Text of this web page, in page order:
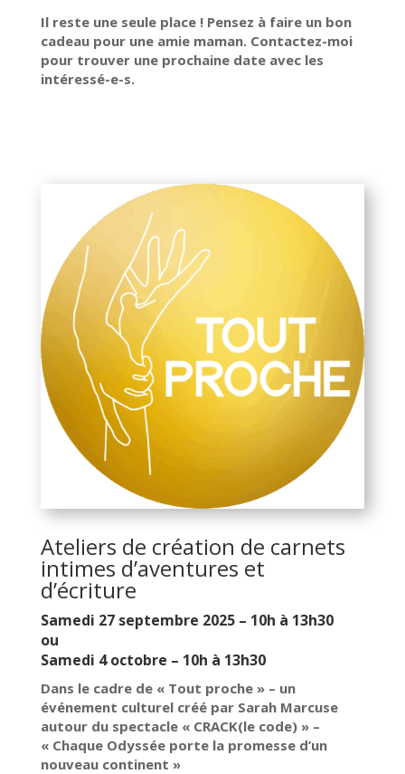
Il reste une seule place ! Pensez à faire un bon
cadeau pour une amie maman. Contactez-moi
pour trouver une prochaine date avec les
intéressé-e-s.
Ateliers de création de carnets
intimes d’aventures et
d’écriture
Samedi 27 septembre 2025 – 10h à 13h30
ou
Samedi 4 octobre – 10h à 13h30
Dans le cadre de « Tout proche » – un
événement culturel créé par Sarah Marcuse
autour du spectacle « CRACK(le code) » –
« Chaque Odyssée porte la promesse d’un
nouveau continent »